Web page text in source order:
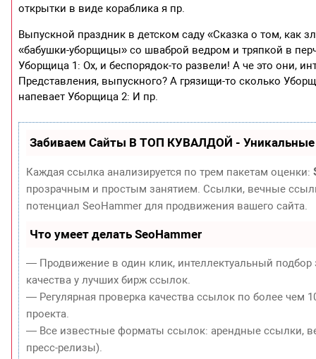
открытки в виде кораблика я пр.
Выпускной праздник в детском саду «Сказка о том, как
«бабушки-уборщицы» со шваброй ведром и тряпкой в
Уборщица 1: Ох, и беспорядок-то развели! А че это они,
Представления, выпускного? А грязищи-то сколько
напевает Уборщица 2: И пр.
Забиваем Сайты В ТОП КУВАЛДОЙ - Уникальные
Каждая ссылка анализируется по трем пакетам оценки:
прозрачным и простым занятием. Ссылки, вечные
потенциал SeoHammer для продвижения вашего сайта.
Что умеет делать SeoHammer
— Продвижение в один клик, интеллектуальный
качества у лучших бирж ссылок.
— Регулярная проверка качества ссылок по более чем
проекта.
— Все известные форматы ссылок: арендные ссылки,
пресс-релизы).